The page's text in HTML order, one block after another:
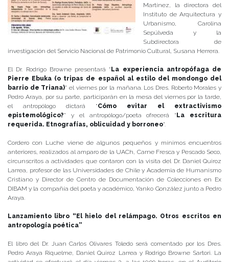
Martínez, la directora del
Instituto de Arquitectura y
Urbanismo, Carolina
Sepúlveda y la
Subdirectora de
investigación del Servicio Nacional de Patrimonio Cultural, Susana Herrera.
El Dr. Rodrigo Browne presentará “La experiencia antropófaga de
Pierre Ebuka (o tripas de español al estilo del mondongo del
barrio de Triana)” el viernes por la mañana. Los Dres. Roberto Morales y
Pedro Araya, por su parte, participarán en la mesa del viernes por la tarde,
el antropólogo dictará “Cómo evitar el extractivismo
epistemológico?” y el antropólogo/poeta ofrecerá “La escritura
requerida. Etnografías, oblicuidad y borroneo”.
Cordero con Luche viene de algunos pequeños y mínimos encuentros
anteriores, realizados al amparo de la UACh, Carne Fresca y Pescado Seco,
circunscritos a actividades que contaron con la visita del Dr. Daniel Quiroz
Larrea, profesor de las Universidades de Chile y Academia de Humanismo
Cristiano y Director de Centro de Documentación de Colecciones en Ex
DIBAM y la compañía del poeta y académico, Yanko González junto a Pedro
Araya.
Lanzamiento libro “El hielo del relámpago. Otros escritos en
antropología poética”
El libro del Dr. Juan Carlos Olivares Toledo será comentado por los Dres.
Pedro Araya Riquelme, Daniel Quiroz Larrea y Rodrigo Browne Sartori. La